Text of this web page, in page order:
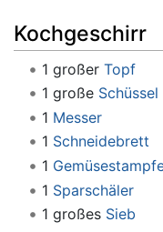
Kochgeschirr
1 großer Topf
1 große Schüssel
1 Messer
1 Schneidebrett
1
1 Sparschäler
1 großes Sieb